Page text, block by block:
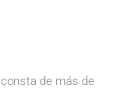
de más de